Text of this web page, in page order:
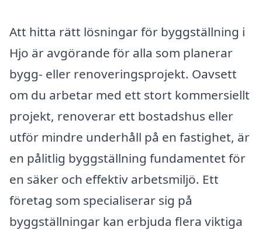
Att hitta rätt lösningar för byggställning i
Hjo är avgörande för alla som planerar
bygg- eller renoveringsprojekt. Oavsett
om du arbetar med ett stort kommersiellt
projekt, renoverar ett bostadshus eller
utför mindre underhåll på en fastighet, är
en pålitlig byggställning fundamentet för
en säker och effektiv arbetsmiljö. Ett
företag som specialiserar sig på
byggställningar kan erbjuda flera viktiga